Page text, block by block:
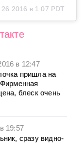
26 2016 в 1:07 PDT
в 12:47
пришла на
блеск очень
19:57
сразу видно-